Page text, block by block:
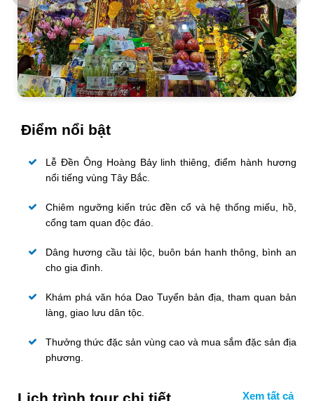
Điểm nổi bật
Lễ Đền Ông Hoàng Bảy linh thiêng, điểm hành hương
nổi tiếng vùng Tây Bắc.
Chiêm ngưỡng kiến trúc đền cổ và hệ thống miếu, hồ,
cổng tam quan độc đáo.
Dâng hương cầu tài lộc, buôn bán hanh thông, bình an
cho gia đình.
Khám phá văn hóa Dao Tuyển bản địa, tham quan bản
làng, giao lưu dân tộc.
Thưởng thức đặc sản vùng cao và mua sắm đặc sản địa
phương.